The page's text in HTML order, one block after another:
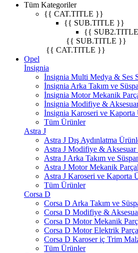
Tüm Kategoriler
{{ CAT.TITLE }}
{{ SUB.TITLE }}
{{
{{ SUB.TITLE }}
{{ CAT.TITLE }}
Opel
İnsignia
İnsignia Multi Medya & Ses
İnsignia Arka Takım ve
İnsignia Motor Mekanik
İnsignia Modifiye &
İnsignia Karoseri ve Kaporta
Tüm Ürünler
Astra J
Astra J Dış Aydınlatma
Astra J Modifiye &
Astra J Arka Takım ve
Astra J Motor Mekanik
Astra J Karoseri ve Kaporta
Tüm Ürünler
Corsa D
Corsa D Arka Takım ve
Corsa D Modifiye &
Corsa D Motor Mekanik
Corsa D Motor Elektrik
Corsa D Karoser iç Trim
Tüm Ürünler